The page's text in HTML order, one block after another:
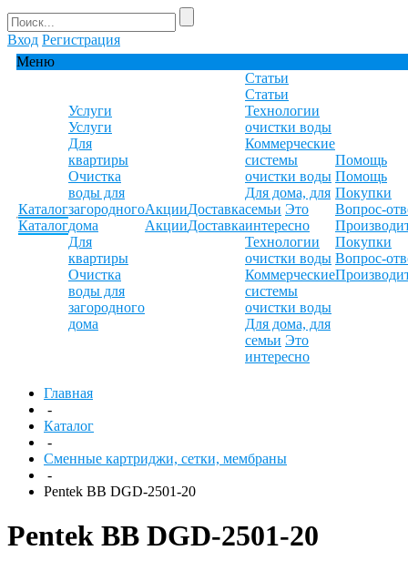
Вход Регистрация
Меню
Каталог
Каталог
Услуги
Услуги
Для
квартиры
Очистка
воды для
загородного
дома
Для
квартиры
Очистка
воды для
загородного
дома
Акции
Акции
Доставка
Доставка
Статьи
Статьи
Технологии
очистки воды
Коммерческие
системы
очистки воды
Для дома, для
семьи Это
интересно
Технологии
очистки воды
Коммерческие
системы
очистки воды
Для дома, для
семьи Это
интересно
Помощь
Помощь
Покупки
Вопрос-
Покупки
Вопрос-
Главная
-
Каталог
-
Сменные картриджи, сетки, мембраны
-
Pentek BB DGD-2501-20
Pentek BB DGD-2501-20